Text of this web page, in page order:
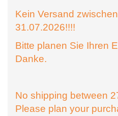
Kein Versand
31.07.2026!!!!
Bitte planen Sie Ihren
Danke.
No shipping between
Please plan your